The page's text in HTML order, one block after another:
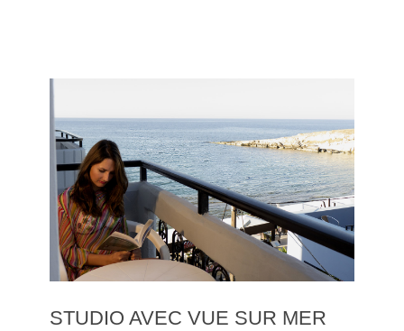
STUDIO AVEC VUE SUR MER